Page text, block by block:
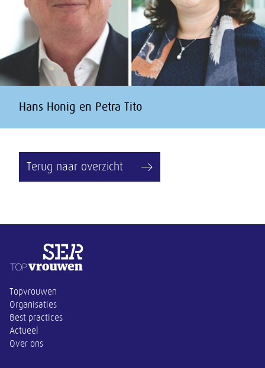
Hans Honig en Petra Tito
Terug naar overzicht
Overige informatie
Topvrouwen
Organisaties
Best practices
Actueel
Over ons